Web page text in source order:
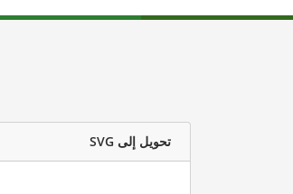
تحويل إلى SVG